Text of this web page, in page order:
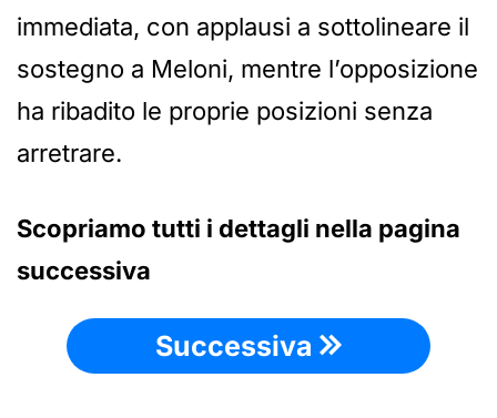
immediata, con applausi a sottolineare il
sostegno a Meloni, mentre l’opposizione
ha ribadito le proprie posizioni senza
arretrare.
Scopriamo tutti i dettagli nella pagina
successiva
Successiva